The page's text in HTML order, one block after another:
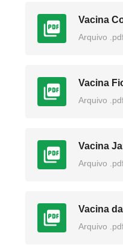
Vacina
Arquivo
Vacina
Arquivo
Vacina
Arquivo
Vacina
Arquivo